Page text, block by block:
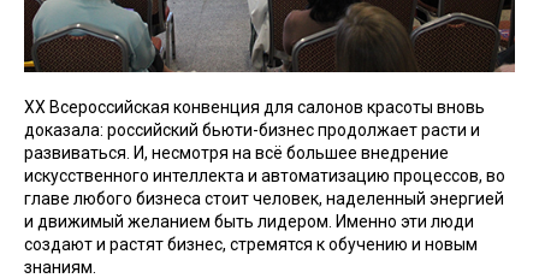
XX Всероссийская конвенция для салонов красоты вновь
доказала: российский бьюти-бизнес продолжает расти и
развиваться. И, несмотря на всё большее внедрение
искусственного интеллекта и автоматизацию процессов, во
главе любого бизнеса стоит человек, наделенный энергией
и движимый желанием быть лидером. Именно эти люди
создают и растят бизнес, стремятся к обучению и новым
знаниям.